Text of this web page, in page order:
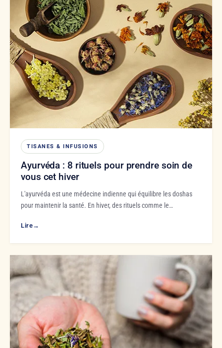
TISANES & INFUSIONS
Ayurvéda : 8 rituels pour prendre soin de
vous cet hiver
L'ayurvéda est une médecine indienne qui équilibre les doshas
pour maintenir la santé. En hiver, des rituels comme le…
Lire→